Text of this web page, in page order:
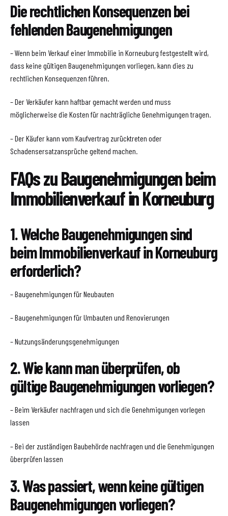
Die rechtlichen Konsequenzen bei
fehlenden Baugenehmigungen
– Wenn beim Verkauf einer Immobilie in Korneuburg festgestellt wird,
dass keine gültigen Baugenehmigungen vorliegen, kann dies zu
rechtlichen Konsequenzen führen.
– Der Verkäufer kann haftbar gemacht werden und muss
möglicherweise die Kosten für nachträgliche Genehmigungen tragen.
– Der Käufer kann vom Kaufvertrag zurücktreten oder
Schadensersatzansprüche geltend machen.
FAQs zu Baugenehmigungen beim
Immobilienverkauf in Korneuburg
1. Welche Baugenehmigungen sind
beim Immobilienverkauf in Korneuburg
erforderlich?
– Baugenehmigungen für Neubauten
– Baugenehmigungen für Umbauten und Renovierungen
– Nutzungsänderungsgenehmigungen
2. Wie kann man überprüfen, ob
gültige Baugenehmigungen vorliegen?
– Beim Verkäufer nachfragen und sich die Genehmigungen vorlegen
lassen
– Bei der zuständigen Baubehörde nachfragen und die Genehmigungen
überprüfen lassen
3. Was passiert, wenn keine gültigen
Baugenehmigungen vorliegen?